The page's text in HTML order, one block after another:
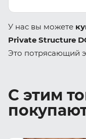
У нас вы можете
Private Structure
Это потрясающий
С этим